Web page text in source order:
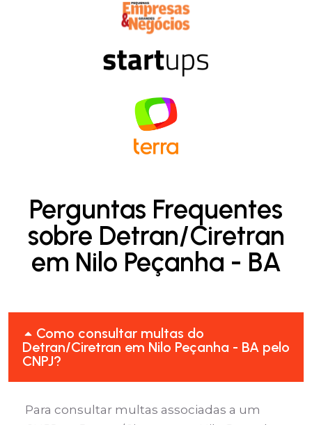
Perguntas Frequentes
sobre Detran/Ciretran
em Nilo Peçanha - BA
Como consultar multas do
Detran/Ciretran em Nilo Peçanha - BA pelo
CNPJ?
Para consultar multas associadas a um